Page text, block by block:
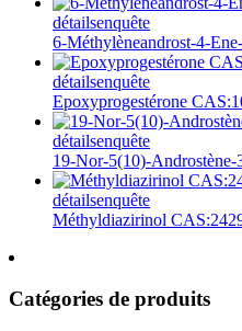
détailsenquête
6-Méthylèneandrost-4-
détailsenquête
Epoxyprogestérone
détailsenquête
19-Nor-5(10)-
détailsenquête
Méthyldiazirinol
Catégories de produits